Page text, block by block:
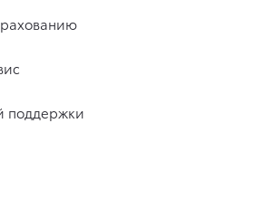
поддержки